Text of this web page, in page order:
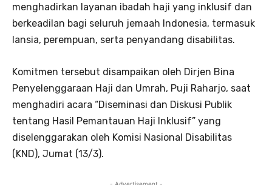
menghadirkan layanan ibadah haji yang inklusif dan
berkeadilan bagi seluruh jemaah Indonesia, termasuk
lansia, perempuan, serta penyandang disabilitas.
Komitmen tersebut disampaikan oleh Dirjen Bina
Penyelenggaraan Haji dan Umrah, Puji Raharjo, saat
menghadiri acara “Diseminasi dan Diskusi Publik
tentang Hasil Pemantauan Haji Inklusif” yang
diselenggarakan oleh Komisi Nasional Disabilitas
(KND), Jumat (13/3).